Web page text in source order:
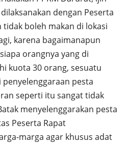
dengan Peserta
tidak boleh makan di lokasi
karena bagaimanapun
orangnya yang di
kuota 30 orang, sesuatu
pesta
seperti itu sangat tidak
menyelenggarakan pesta
Peserta Rapat
marga agar khusus adat